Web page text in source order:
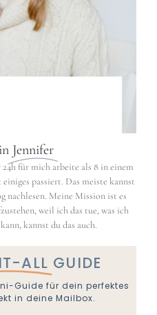
Jennifer
für mich arbeite als 8 in einem
passiert. Das meiste kannst
nachlesen. Meine Mission ist es
weil ich das tue, was ich
kannst du das auch.
ALL GUIDE
Guide für dein perfektes
in deine Mailbox.